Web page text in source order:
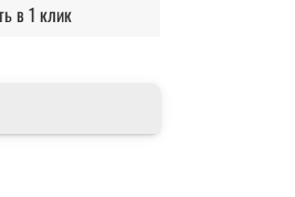
в 1 клик